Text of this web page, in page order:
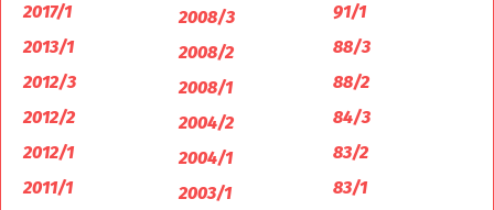
2017/1
2013/1
2012/3
2012/2
2012/1
2011/1
2008/3
2008/2
2008/1
2004/2
2004/1
2003/1
91/1
88/3
88/2
84/3
83/2
83/1